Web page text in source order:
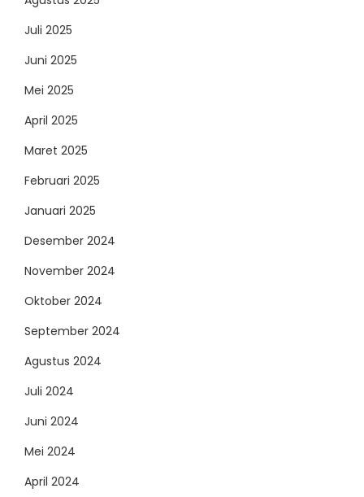
Juli 2025
Juni 2025
Mei 2025
April 2025
Maret 2025
Februari 2025
Januari 2025
Desember 2024
November 2024
Oktober 2024
September 2024
Agustus 2024
Juli 2024
Juni 2024
Mei 2024
April 2024